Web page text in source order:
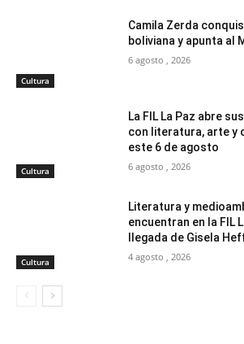
Cultura
Camila Zerda
boliviana y apunta al
6 agosto , 2026
Cultura
La FIL La Paz abre
con literatura, arte y
este 6 de agosto
6 agosto , 2026
Cultura
Literatura y
encuentran en la FIL
llegada de Gisela
4 agosto , 2026